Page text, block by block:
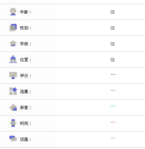
年龄： 隐
性别： 隐
学校： 隐
位置： 隐
评分： ***
流量： ***
标签： ***
时间： ***
话题： ***